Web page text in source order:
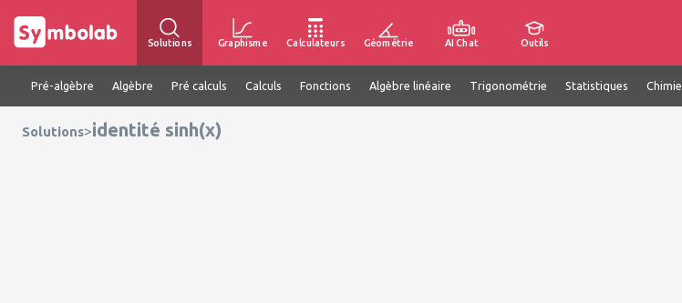
Solutions Graphisme Calculateurs Géométrie AI Chat Outils
Pré-algèbre Algèbre Pré calculs Calculs Fonctions Algèbre linéaire Trigonométrie Statistiques Chimie
Solutions>identité sinh(x)